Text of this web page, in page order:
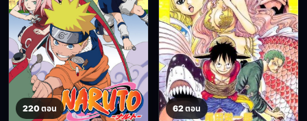
220 ตอน 62 ตอน